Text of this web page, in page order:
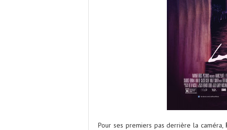
Pour ses premiers pas derrière la caméra,